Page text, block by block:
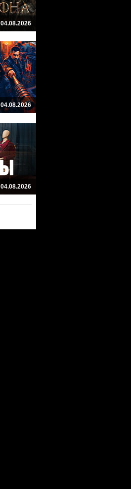
04.08.2026
04.08.2026
04.08.2026